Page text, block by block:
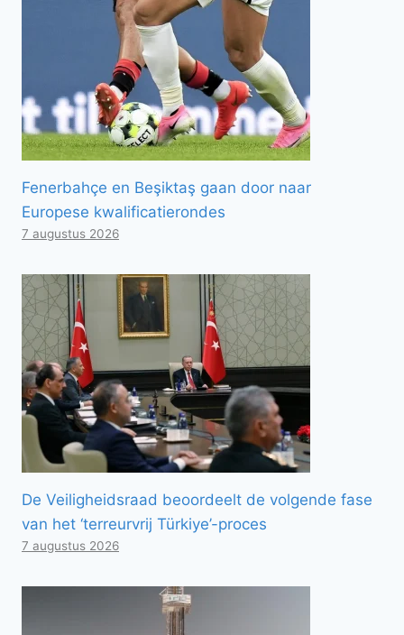
Fenerbahçe en Beşiktaş gaan door naar
Europese kwalificatierondes
7 augustus 2026
De Veiligheidsraad beoordeelt de volgende fase
van het ‘terreurvrij Türkiye’-proces
7 augustus 2026